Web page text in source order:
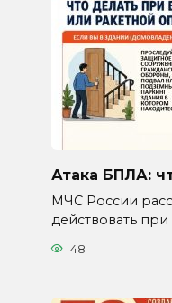
Атака БПЛА:
МЧС России
действовать при
48